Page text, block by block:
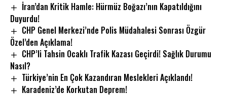
İran’dan Kritik Hamle: Hürmüz Boğazı’nın Kapatıldığını
Duyurdu!
CHP Genel Merkezi’nde Polis Müdahalesi Sonrası Özgür
Özel’den Açıklama!
CHP’li Tahsin Ocaklı Trafik Kazası Geçirdi! Sağlık Durumu
Nasıl?
Türkiye’nin En Çok Kazandıran Meslekleri Açıklandı!
Karadeniz’de Korkutan Deprem!